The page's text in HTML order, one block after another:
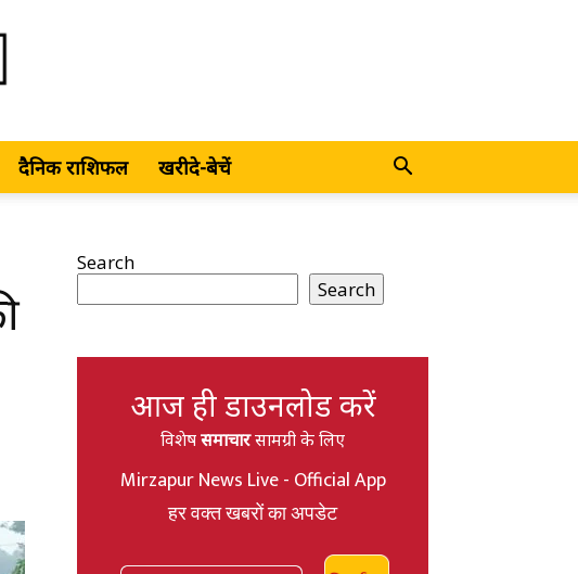
दैनिक राशिफल खरीदे-बेचें
Search
Search
आज ही डाउनलोड करें
विशेषसमाचारसामग्री के लिए
Mirzapur News Live - Official App
हर वक्त खबरों का अपडेट